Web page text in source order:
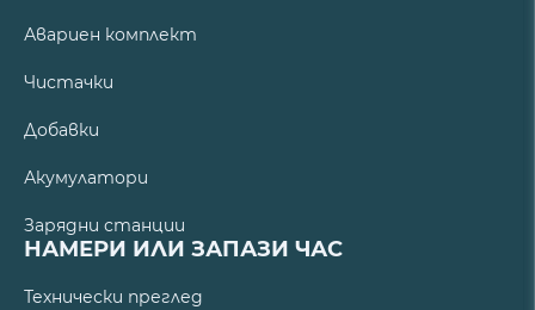
Авариен комплект
Чистачки
Добавки
Акумулатори
Зарядни станции
НАМЕРИ ИЛИ ЗАПАЗИ ЧАС
Технически преглед